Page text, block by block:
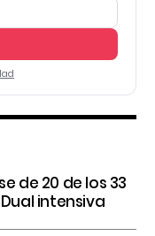
de 20 de los 33
intensiva